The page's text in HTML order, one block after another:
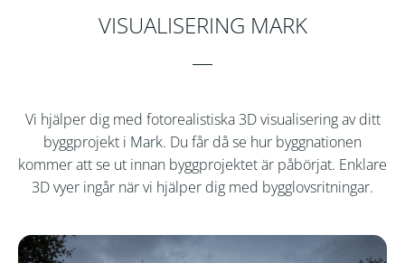
VISUALISERING MARK
Vi hjälper dig med fotorealistiska 3D visualisering av ditt
byggprojekt i Mark. Du får då se hur byggnationen
kommer att se ut innan byggprojektet är påbörjat. Enklare
3D vyer ingår när vi hjälper dig med bygglovsritningar.